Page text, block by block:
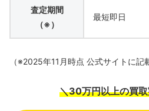
査定期間
（※）
最短即日
（※2025年11月時点 公式サイトに記
＼30万円以上の買